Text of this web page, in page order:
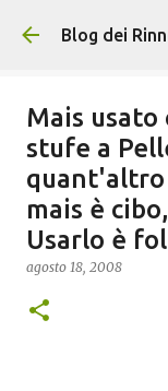
Blog dei
Mais
stufe a
quant'altro
mais è
Usarlo è
agosto 18, 2008